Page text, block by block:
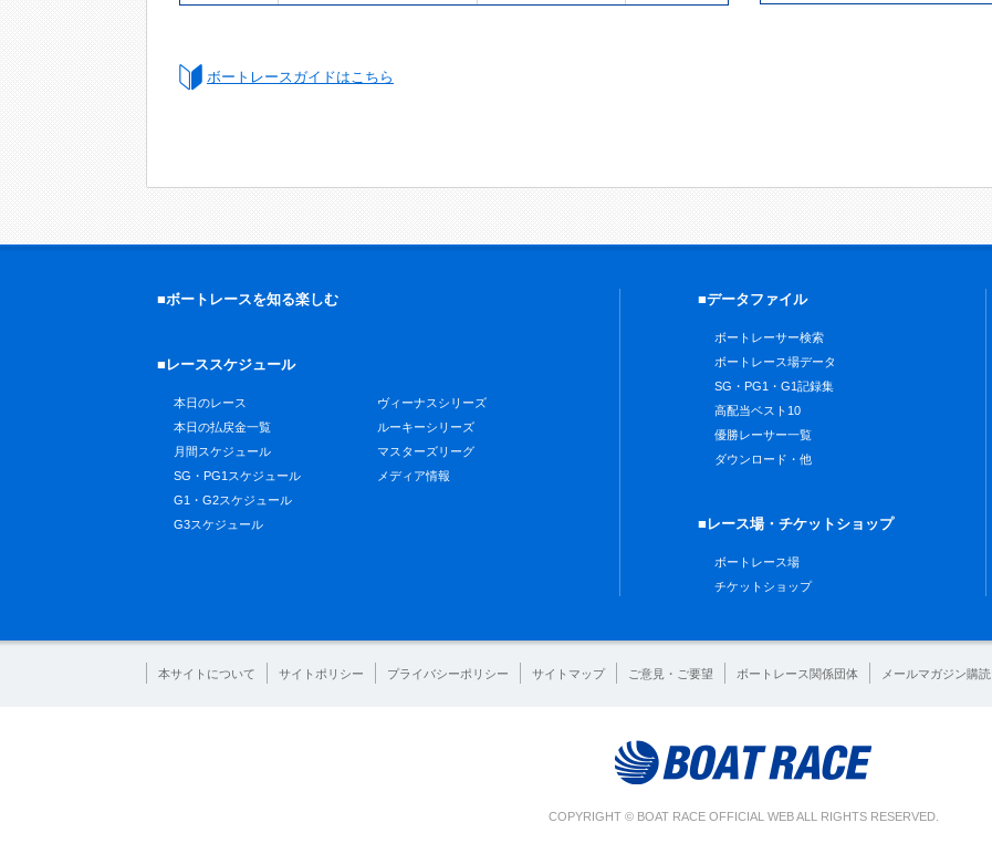
ボートレースガイドはこちら
■ボートレースを知る楽しむ
■レーススケジュール
本日のレース
本日の払戻金一覧
月間スケジュール
SG・PG1スケジュール
G1・G2スケジュール
G3スケジュール
ヴィーナスシリーズ
ルーキーシリーズ
マスターズリーグ
メディア情報
■データファイル
ボートレーサー検索
ボートレース場データ
SG・PG1・G1記録集
高配当ベスト10
優勝レーサー一覧
ダウンロード・他
■レース場・チケットショップ
ボートレース場
チケットショップ
本サイトについて サイトポリシー プライバシーポリシー サイトマップ ご意見・ご要望 ボートレース関係団体 メールマガジン購読
COPYRIGHT © BOAT RACE OFFICIAL WEB ALL RIGHTS RESERVED.